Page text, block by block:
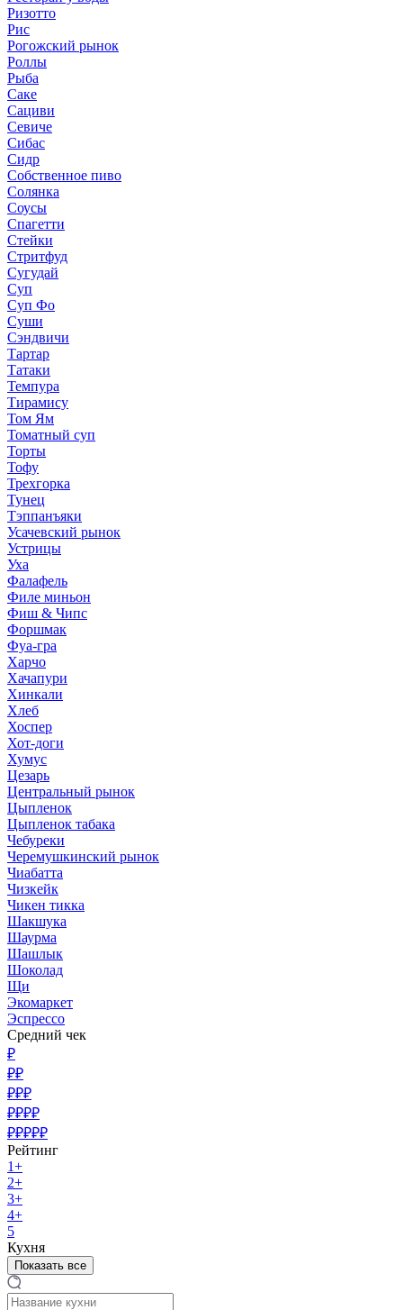
Ризотто
Рис
Рогожский рынок
Роллы
Рыба
Саке
Сациви
Севиче
Сибас
Сидр
Собственное пиво
Солянка
Соусы
Спагетти
Стейки
Стритфуд
Сугудай
Суп
Суп Фо
Суши
Сэндвичи
Тартар
Татаки
Темпура
Тирамису
Том Ям
Томатный суп
Торты
Тофу
Трехгорка
Тунец
Тэппанъяки
Усачевский рынок
Устрицы
Уха
Фалафель
Филе миньон
Фиш & Чипс
Форшмак
Фуа-гра
Харчо
Хачапури
Хинкали
Хлеб
Хоспер
Хот-доги
Хумус
Цезарь
Центральный рынок
Цыпленок
Цыпленок табака
Чебуреки
Черемушкинский рынок
Чиабатта
Чизкейк
Чикен тикка
Шакшука
Шаурма
Шашлык
Шоколад
Щи
Экомаркет
Эспрессо
Средний чек
₽
₽₽
₽₽₽
₽₽₽₽
₽₽₽₽₽
Рейтинг
1+
2+
3+
4+
5
Кухня
Показать все